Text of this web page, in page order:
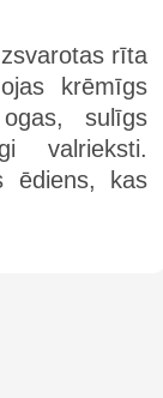
rīta
krēmīgs
sulīgs
valrieksti.
ēdiens, kas